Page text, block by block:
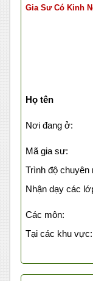
Gia Sư Có Kinh
Họ tên
Nơi đang ở:
Mã gia sư:
Trình độ chuyên
Nhận dạy các
Các môn:
Tại các khu vực: